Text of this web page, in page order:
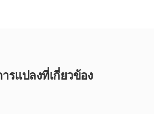
รแปลงที่เกี่ยวข้อง